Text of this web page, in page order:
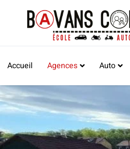
Accueil Agences Auto